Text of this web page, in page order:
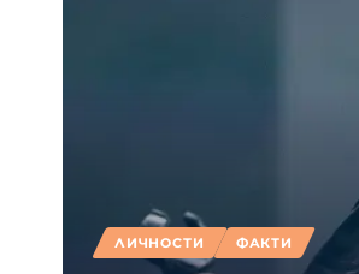
ЛИЧНОСТИ ФАКТИ